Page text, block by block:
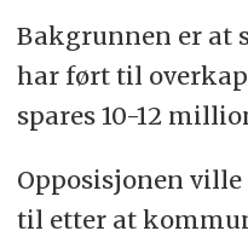
Bakgrunnen er at
har ført til
spares 10-12
Opposisjonen ville
til etter at